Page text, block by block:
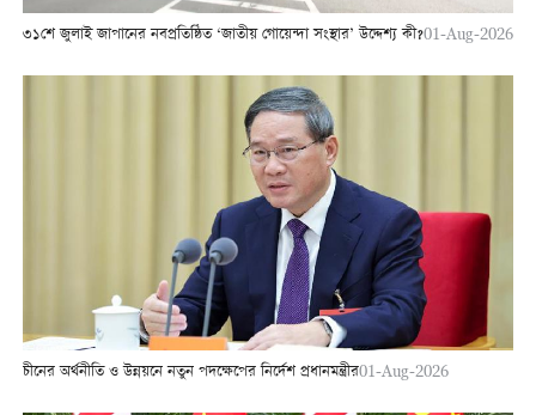
৩১শে জুলাই জাপানের নবপ্রতিষ্ঠিত ‘জাতীয় গোয়েন্দা সংস্থার’ উদ্দেশ্য কী?01-Aug-2026
চীনের অর্থনীতি ও উন্নয়নে নতুন পদক্ষেপের নির্দেশ প্রধানমন্ত্রীর01-Aug-2026